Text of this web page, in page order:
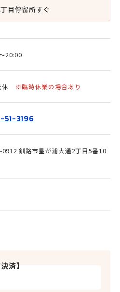
目停留所すぐ
20:00
休 ※臨時休業の場合あり
51-3196
0912 釧路市星が浦大通2丁目5番10
済】